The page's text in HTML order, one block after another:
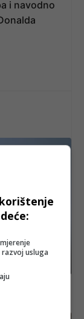
i navodno
radova na
razvoj usluga